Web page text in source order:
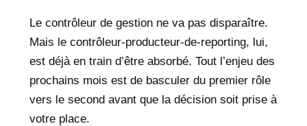
Le contrôleur de gestion ne va pas disparaître.
Mais le contrôleur-producteur-de-reporting, lui,
est déjà en train d’être absorbé. Tout l’enjeu des
prochains mois est de basculer du premier rôle
vers le second avant que la décision soit prise à
votre place.